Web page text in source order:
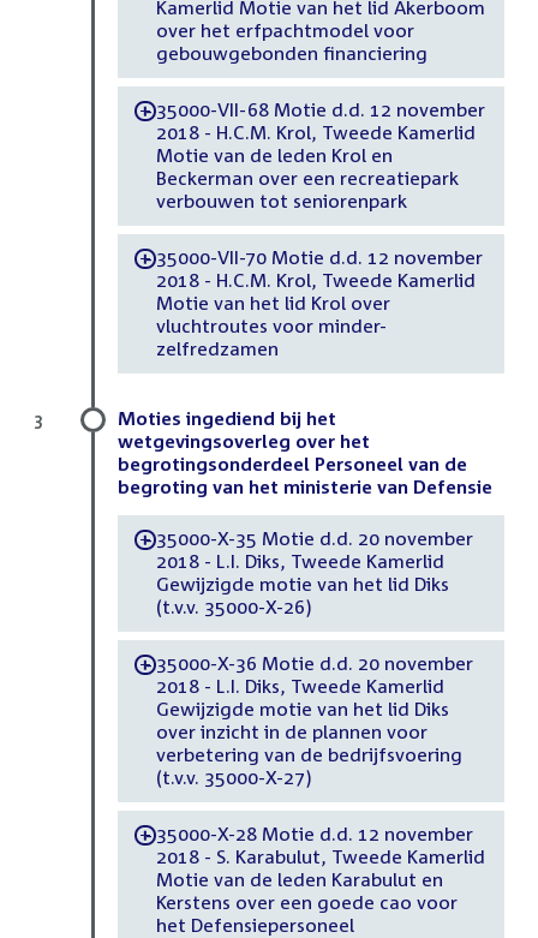
Kamerlid Motie van het lid Akerboom
over het erfpachtmodel voor
gebouwgebonden financiering
-35000-VII-68 Motie d.d. 12 november
2018 - H.C.M. Krol, Tweede Kamerlid
Motie van de leden Krol en
Beckerman over een recreatiepark
verbouwen tot seniorenpark
-35000-VII-70 Motie d.d. 12 november
2018 - H.C.M. Krol, Tweede Kamerlid
Motie van het lid Krol over
vluchtroutes voor minder-
zelfredzamen
Moties ingediend bij het
wetgevingsoverleg over het
begrotingsonderdeel Personeel van de
begroting van het ministerie van Defensie
-35000-X-35 Motie d.d. 20 november
2018 - L.I. Diks, Tweede Kamerlid
Gewijzigde motie van het lid Diks
(t.v.v. 35000-X-26)
-35000-X-36 Motie d.d. 20 november
2018 - L.I. Diks, Tweede Kamerlid
Gewijzigde motie van het lid Diks
over inzicht in de plannen voor
verbetering van de bedrijfsvoering
(t.v.v. 35000-X-27)
-35000-X-28 Motie d.d. 12 november
2018 - S. Karabulut, Tweede Kamerlid
Motie van de leden Karabulut en
Kerstens over een goede cao voor
het Defensiepersoneel
3